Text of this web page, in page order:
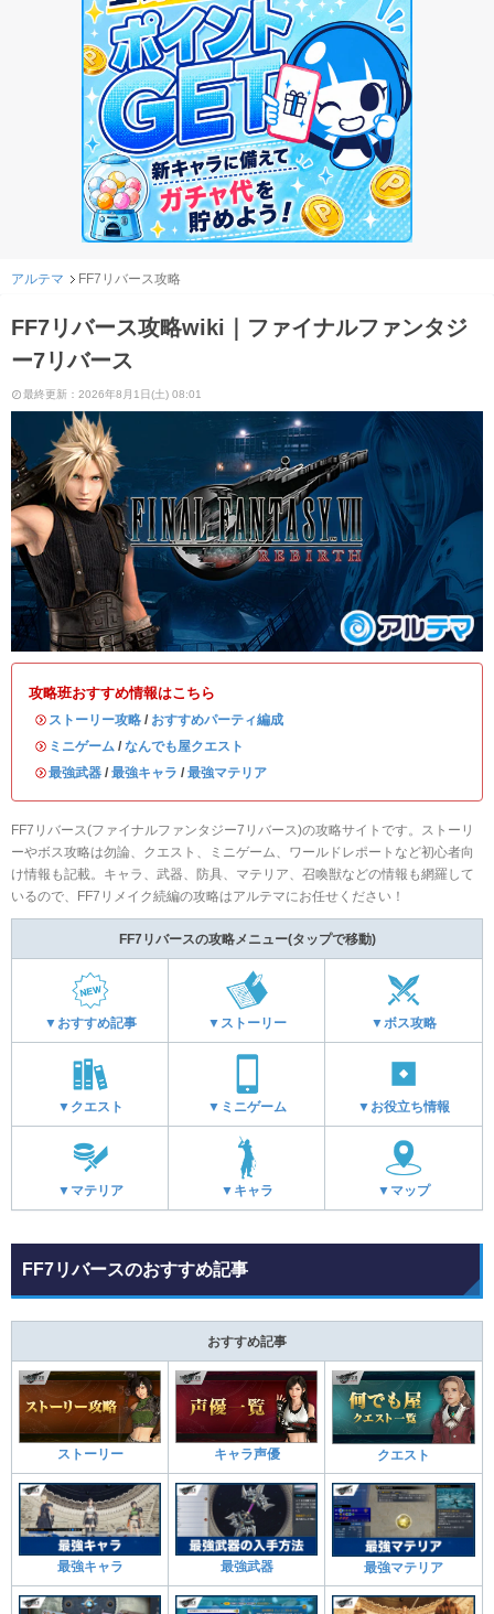
アルテマ FF7リバース攻略
FF7リバース攻略wiki｜ファイナルファンタジ
ー7リバース
最終更新：2026年8月1日(土) 08:01
攻略班おすすめ情報はこちら
・ ストーリー攻略 / おすすめパーティ編成
・ ミニゲーム / なんでも屋クエスト
・最強武器 / 最強キャラ / 最強マテリア
FF7リバース(ファイナルファンタジー7リバース)の攻略サイトです。ストーリ
ーやボス攻略は勿論、クエスト、ミニゲーム、ワールドレポートなど初心者向
け情報も記載。キャラ、武器、防具、マテリア、召喚獣などの情報も網羅して
いるので、FF7リメイク続編の攻略はアルテマにお任せください！
FF7リバースの攻略メニュー(タップで移動)
▼おすすめ記事 ▼ストーリー ▼ボス攻略
▼クエスト ▼ミニゲーム ▼お役立ち情報
▼マテリア ▼キャラ ▼マップ
FF7リバースのおすすめ記事
おすすめ記事
ストーリー キャラ声優 クエスト
最強キャラ 最強武器 最強マテリア